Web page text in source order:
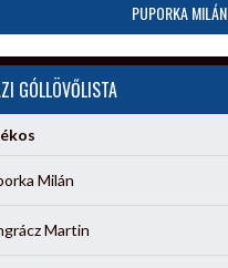
PUPORKA MILÁN
GÓLLÖVŐLISTA
Milán
Martin